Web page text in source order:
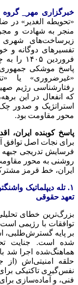
خبرگزاری مهر_
«تحویطه الغدیر» در
منجر به شهادت و
زیرساخت‌های شهری
پاسخ موشکی جمهوری
«غیرضروری» یا
رفتارشناسی رژیم
که انفعال در این
استراتژیک و صدور
محور مقاومت بود.
پاسخ کوبنده ایران،
برای نجات اصل توافق
فرسایش تدریجی جبهه
روشنی به محور
ایران، خط قرمز
۱. تله دیپلماتیک
تعهد حقوقی
بزرگ‌ترین خطای
توافقات با رژیمی
بر پایه گسترش‌طلبی،
شده است. جنایت
هماهنگ‌شده اجرا شد
حلقه امنیتی‌اش
نفس‌گیری تاکتیکی
فنی، و آماده‌سازی